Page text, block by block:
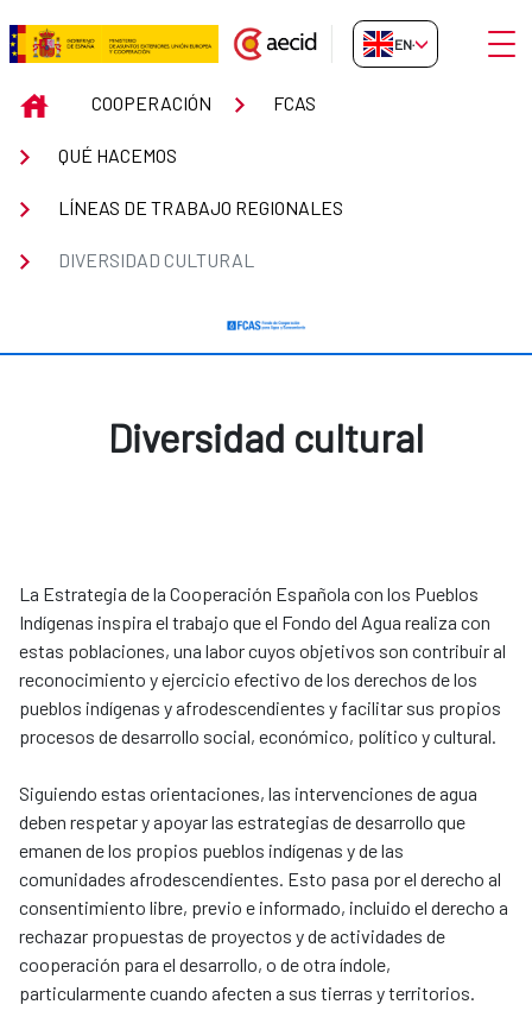
Skip to Main Content
Diversidad cultural
EN-GB
INICIOCOOPERACIÓN FCAS
QUÉ HACEMOS
LÍNEAS DE TRABAJO REGIONALES
DIVERSIDAD CULTURAL
Diversidad cultural
La Estrategia de la Cooperación Española con los Pueblos
Indígenas inspira el trabajo que el Fondo del Agua realiza con
estas poblaciones, una labor cuyos objetivos son contribuir al
reconocimiento y ejercicio efectivo de los derechos de los
pueblos indígenas y afrodescendientes y facilitar sus propios
procesos de desarrollo social, económico, político y cultural.
Siguiendo estas orientaciones, las intervenciones de agua
deben respetar y apoyar las estrategias de desarrollo que
emanen de los propios pueblos indígenas y de las
comunidades afrodescendientes. Esto pasa por el derecho al
consentimiento libre, previo e informado, incluido el derecho a
rechazar propuestas de proyectos y de actividades de
cooperación para el desarrollo, o de otra índole,
particularmente cuando afecten a sus tierras y territorios.